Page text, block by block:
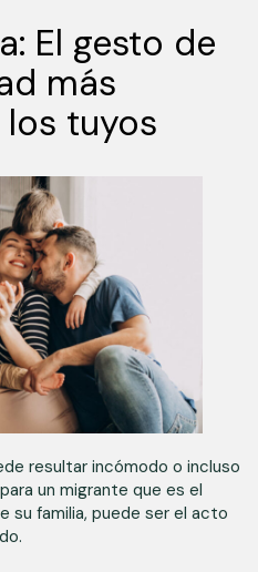
El gesto de
más
tuyos
resultar incómodo o incluso
un migrante que es el
su familia, puede ser el acto